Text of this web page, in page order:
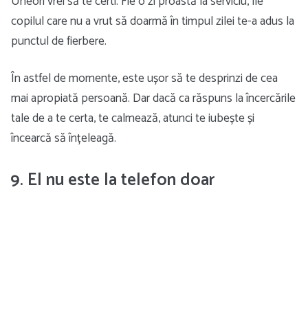
copilul care nu a vrut să doarmă în timpul zilei te-a adus la
punctul de fierbere.
În astfel de momente, este ușor să te desprinzi de cea
mai apropiată persoană. Dar dacă ca răspuns la încercările
tale de a te certa, te calmează, atunci te iubește și
încearcă să înțeleagă.
9. El nu este la telefon doar